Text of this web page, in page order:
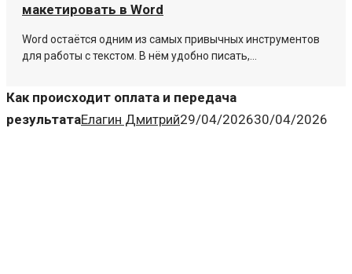
макетировать в Word
Word остаётся одним из самых привычных инструментов
для работы с текстом. В нём удобно писать,...
Как происходит оплата и передача
результатаЕлагин Дмитрий29/04/202630/04/2026